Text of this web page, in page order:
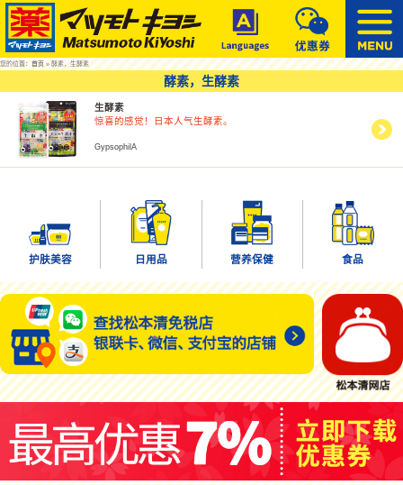
您的位置：首页» 酵素，生酵素
酵素，生酵素
生酵素
惊喜的感觉！日本人气生酵素。
GypsophilA
护肤美容 日用品 营养保健 食品